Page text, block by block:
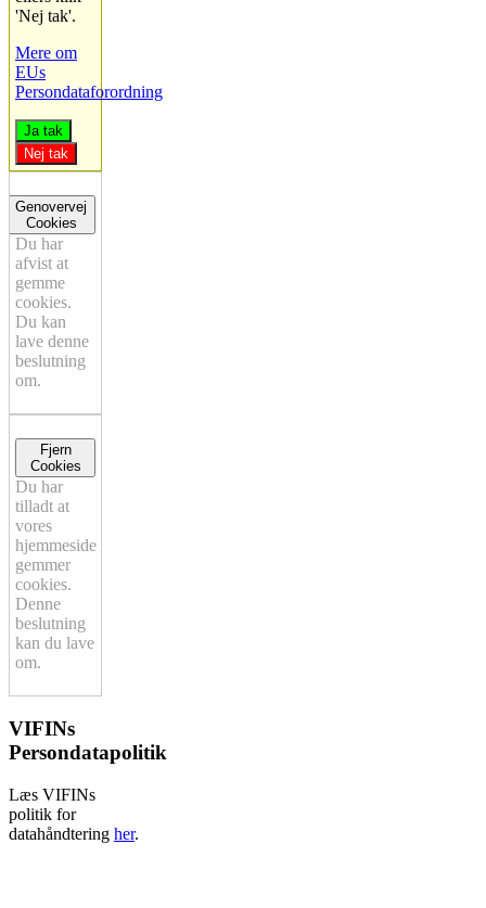
'Nej tak'.
Mere om
EUs
Persondataforordning
Ja tak
Nej tak
Genovervej
Cookies
Du har
afvist at
gemme
cookies.
Du kan
lave denne
beslutning
om.
Fjern
Cookies
Du har
tilladt at
vores
hjemmeside
gemmer
cookies.
Denne
beslutning
kan du lave
om.
VIFINs
Persondatapolitik
Læs VIFINs
politik for
datahåndtering her.